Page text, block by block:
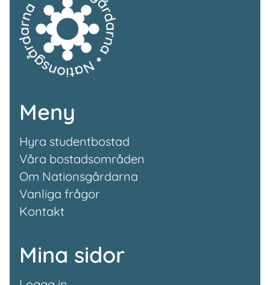
Meny
Hyra studentbostad
Våra bostadsområden
Om Nationsgårdarna
Vanliga frågor
Kontakt
Mina sidor